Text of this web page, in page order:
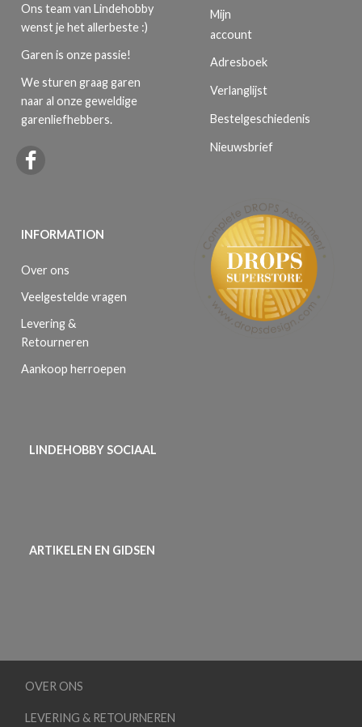
Ons team van Lindehobby
wenst je het allerbeste :)
Garen is onze passie!
We sturen graag garen
naar al onze geweldige
garenliefhebbers.
INFORMATION
Over ons
Veelgestelde vragen
Levering &
Retourneren
Aankoop herroepen
Mijn
account
Adresboek
Verlanglijst
Bestelgeschiedenis
Nieuwsbrief
LINDEHOBBY SOCIAAL
ARTIKELEN EN GIDSEN
OVER ONS
LEVERING & RETOURNEREN